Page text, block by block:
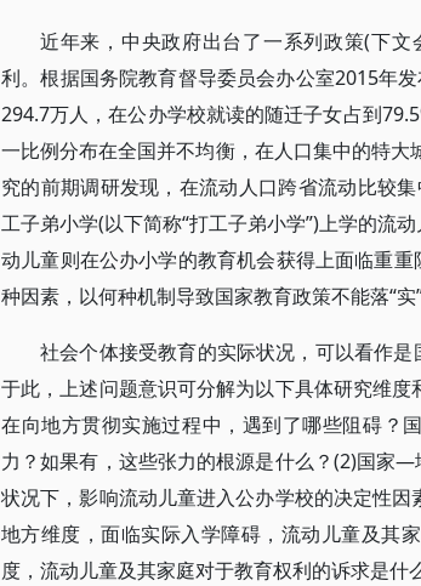
近年来，中央政府出台了一系列政策(下
利。根据国务院教育督导委员会办公室2015年
294.7万人，在公办学校就读的随迁子女占到
一比例分布在全国并不均衡，在人口集中的特
究的前期调研发现，在流动人口跨省流动比较
工子弟小学(以下简称“打工子弟小学”)上学的流
动儿童则在公办小学的教育机会获得上面临重
种因素，以何种机制导致国家教育政策不能落“实
社会个体接受教育的实际状况，可以看作
于此，上述问题意识可分解为以下具体研究维
在向地方贯彻实施过程中，遇到了哪些阻碍？
力？如果有，这些张力的根源是什么？(2)国
状况下，影响流动儿童进入公办学校的决定性
地方维度，面临实际入学障碍，流动儿童及其
度，流动儿童及其家庭对于教育权利的诉求是什